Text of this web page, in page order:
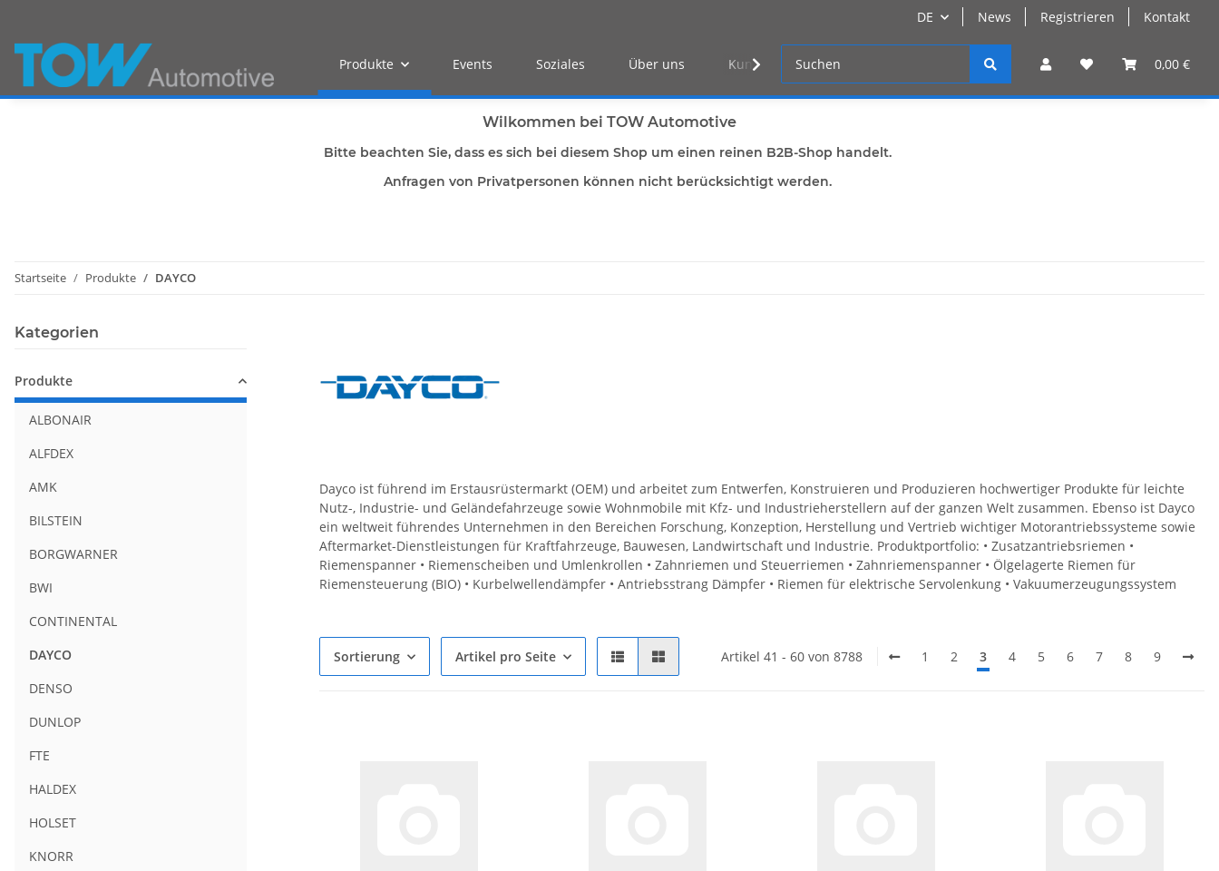
DE News Registrieren Kontakt
0,00 €
Produkte Events Soziales Über uns Kunden Log-in
Wilkommen bei TOW Automotive
Bitte beachten Sie, dass es sich bei diesem Shop um einen reinen B2B-Shop handelt.
Anfragen von Privatpersonen können nicht berücksichtigt werden.
Startseite Produkte DAYCO
Dayco ist führend im Erstausrüstermarkt (OEM) und arbeitet zum Entwerfen, Konstruieren und Produzieren hochwertiger Produkte für leichte
Nutz-, Industrie- und Geländefahrzeuge sowie Wohnmobile mit Kfz- und Industrieherstellern auf der ganzen Welt zusammen. Ebenso ist Dayco
ein weltweit führendes Unternehmen in den Bereichen Forschung, Konzeption, Herstellung und Vertrieb wichtiger Motorantriebssysteme sowie
Aftermarket-Dienstleistungen für Kraftfahrzeuge, Bauwesen, Landwirtschaft und Industrie. Produktportfolio: • Zusatzantriebsriemen •
Riemenspanner • Riemenscheiben und Umlenkrollen • Zahnriemen und Steuerriemen • Zahnriemenspanner • Ölgelagerte Riemen für
Riemensteuerung (BIO) • Kurbelwellendämpfer • Antriebsstrang Dämpfer • Riemen für elektrische Servolenkung • Vakuumerzeugungssystem
Sortierung Artikel pro Seite Artikel 41 - 60 von 8788 1 2 3 4 5 6 7 8 9
Kategorien
Produkte
ALBONAIR
ALFDEX
AMK
BILSTEIN
BORGWARNER
BWI
CONTINENTAL
DAYCO
DENSO
DUNLOP
FTE
HALDEX
HOLSET
KNORR